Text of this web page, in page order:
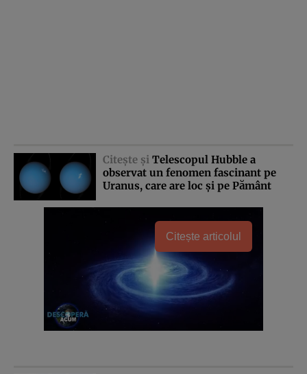
Citeşte şi Telescopul Hubble a
observat un fenomen fascinant pe
Uranus, care are loc şi pe Pământ
Citește articolul